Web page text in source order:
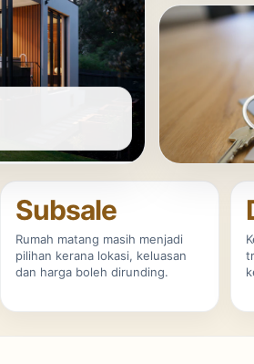
Subsale
Rumah matang masih menjadi
pilihan kerana lokasi, keluasan
dan harga boleh dirunding.